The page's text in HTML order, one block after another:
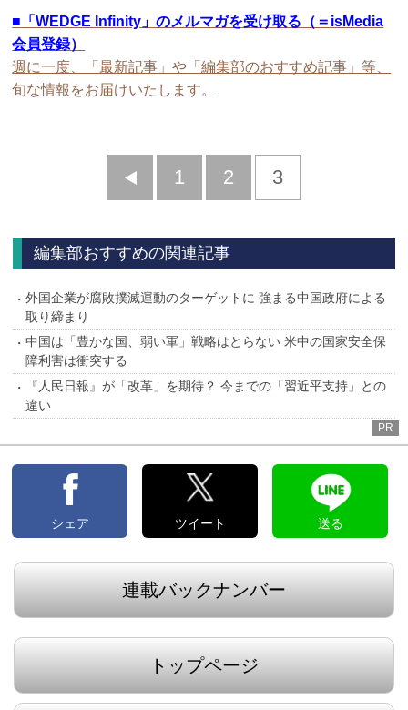
■ 「WEDGE Infinity」のメルマガを受け取る（＝isMedia
会員登録）
週に一度、「最新記事」や「編集部のおすすめ記事」等、
旬な情報をお届けいたします。
前
1 2 3
編集部おすすめの関連記事
外国企業が腐敗撲滅運動のターゲットに 強まる中国政府による
取り締まり
中国は「豊かな国、弱い軍」戦略はとらない 米中の国家安全保
障利害は衝突する
『人民日報』が「改革」を期待？ 今までの「習近平支持」との
違い
PR
シェア ツイート 送る
連載バックナンバー
トップページ